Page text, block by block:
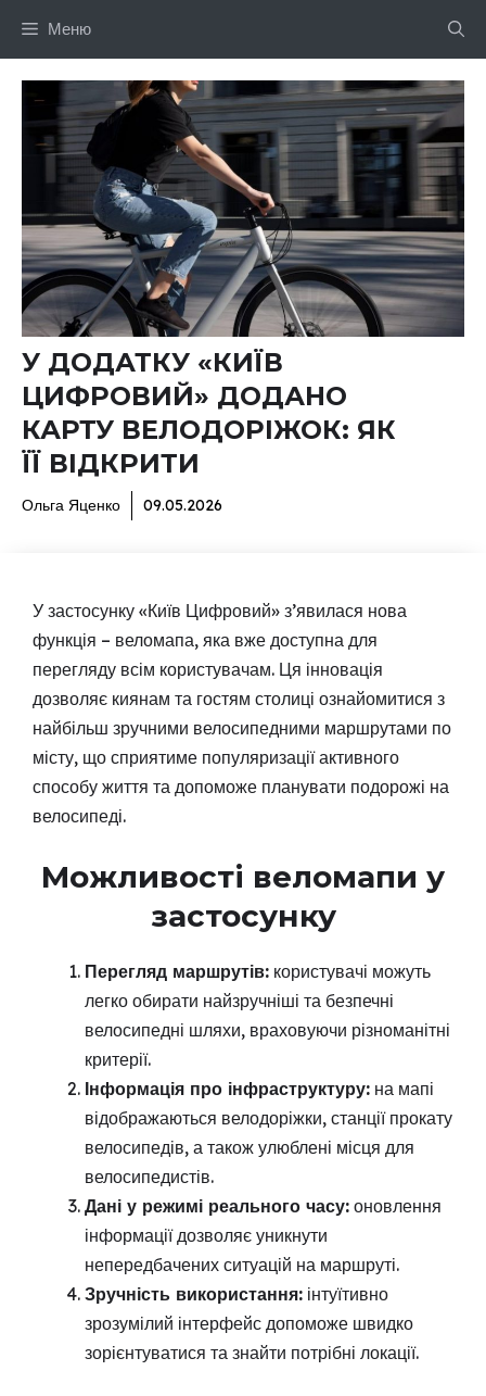
Меню
У ДОДАТКУ «КИЇВ
ЦИФРОВИЙ» ДОДАНО
КАРТУ ВЕЛОДОРІЖОК: ЯК
ЇЇ ВІДКРИТИ
Ольга Яценко 09.05.2026
У застосунку «Київ Цифровий» з’явилася нова
функція – веломапа, яка вже доступна для
перегляду всім користувачам. Ця інновація
дозволяє киянам та гостям столиці ознайомитися з
найбільш зручними велосипедними маршрутами по
місту, що сприятиме популяризації активного
способу життя та допоможе планувати подорожі на
велосипеді.
Можливості веломапи у
застосунку
Перегляд маршрутів: користувачі можуть
легко обирати найзручніші та безпечні
велосипедні шляхи, враховуючи різноманітні
критерії.
Інформація про інфраструктуру: на мапі
відображаються велодоріжки, станції прокату
велосипедів, а також улюблені місця для
велосипедистів.
Дані у режимі реального часу: оновлення
інформації дозволяє уникнути
непередбачених ситуацій на маршруті.
Зручність використання: інтуїтивно
зрозумілий інтерфейс допоможе швидко
зорієнтуватися та знайти потрібні локації.